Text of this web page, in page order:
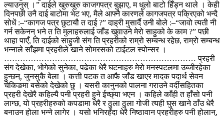
ल्याउनुस् ।”दाईले खुरुखुरु काजगपत्र बुझाए, म धुलो बाटो हिँड्न थाले ।केही
दिनपछी उनै दाई बाटोमा भेट भए, मैले आफ्नै कारणले कागजपत्र पक्रिएको भन्दै
सोधें :–“कागज पत्र छुटायौ त दाई ?”दाह्री मुसार्दै उनी बोले :–“जावो त्यती नी
गर्न सकेनन् भने त ति मुलाहरुलाई जाँड खुवाउने मेरो साहुको के काम ?” पछी
थाहा पाएँ, ति दाईको साहुजी संग ति प्रहरीको राम्रो सम्बन्ध रहेछ, राम्रो सम्बन्ध
भन्नाले साँझमा प्रहरीले खाने सोमरसको टाईटल स्पोन्सर ।
………………………………………………………………प्रहरी
संग देखेका, भोगेको सुनेका, पढेका धेरै घटनाहरु मेरो मनस्पटलमा उब्जीरहेका
हुन्छन्, जुनसुकै बेला । कत्ती पटक त आफै जाँड खाएर मादक पदार्थ सेवन
चेकिङमा बसेको देखेको छु । यसरी कानुनको पालना गराउने वर्दीसहितका
प्रहरी देखेरै कहिल्यै पनी प्रहरी हुने ईच्छ्या भएन । कहिले काँही त हाँसो पनी
लाग्छ, यो प्रहरीहरुको कपडामा धेरै र ठुला ठुला गोजी त्यही घुस खाने ठाँउ धेरै
बनाउन होला भन्ने लागेर ।यसो भनिरहँदा धेरै निष्ठावान प्रहरीहरु पनी होलान्,